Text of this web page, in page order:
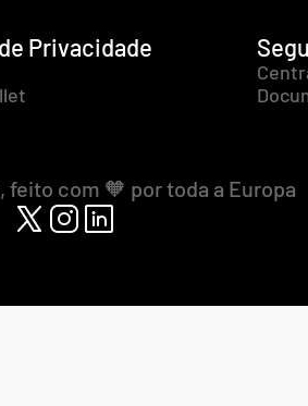
Privacidade
feito com 🧡 por toda a Europa